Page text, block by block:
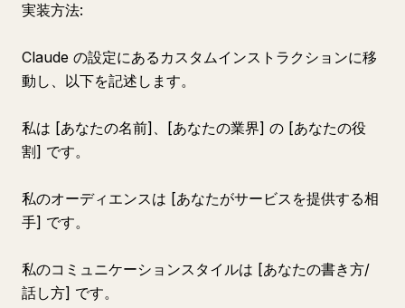
実装方法:
Claude の設定にあるカスタムインストラクションに移
動し、以下を記述します。
私は [あなたの名前]、[あなたの業界] の [あなたの役
割] です。
私のオーディエンスは [あなたがサービスを提供する相
手] です。
私のコミュニケーションスタイルは [あなたの書き方/
話し方] です。